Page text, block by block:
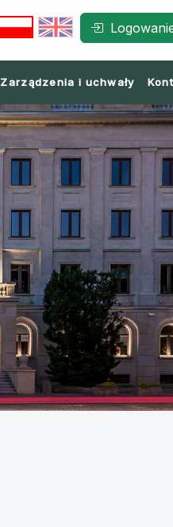
Zarządzenia i uchwały